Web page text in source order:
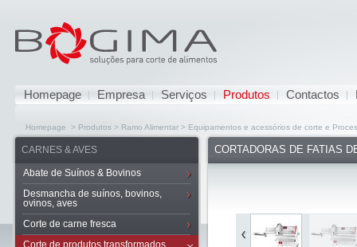
Homepage Empresa Serviços Produtos Contactos
Homepage > Produtos > Ramo Alimentar > Equipamentos e acessórios de corte e
CARNES & AVES
Abate de Suínos & Bovinos
Desmancha de suínos, bovinos,
ovinos, aves
Corte de carne fresca
Corte de produtos transformados
CORTADORAS DE FATIAS